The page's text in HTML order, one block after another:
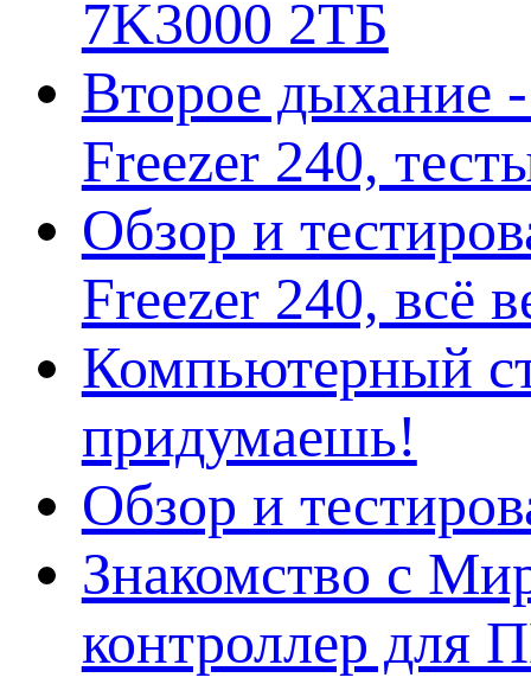
7K3000 2ТБ
Второе дыхание
Freezer 240,
Обзор и
Freezer 240, всё
Компьютерный
придумаешь!
Обзор и
Знакомство с
контроллер для